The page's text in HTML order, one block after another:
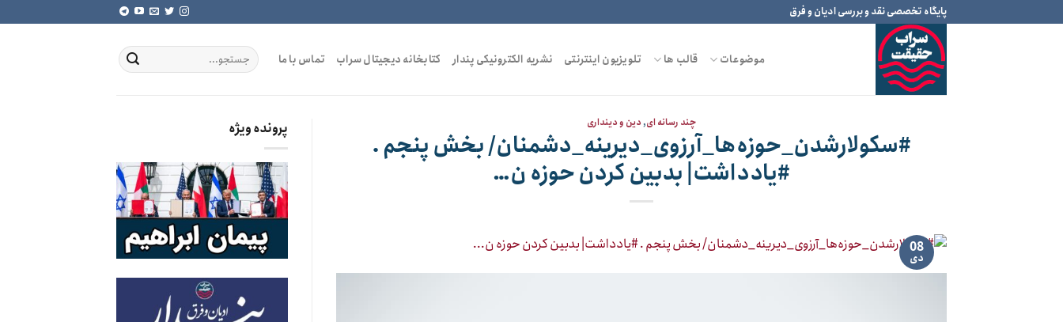
to
پایگاه تخصصی نقد و بررسی ادیان و فرق
موضوعات قالب ها تلویزیون اینترنتی نشریه الکترونیکی پندار کتابخانه دیجیتال سراب تماس با ما
چند رسانه ای,دین و دینداری
#سکولارشدن_حوزه‌ها_آرزوی_دیرینه_دشمنان/ بخش پنجم .
#یادداشت| بدبین کردن حوزه ن…
08
دی
پرونده ویژه